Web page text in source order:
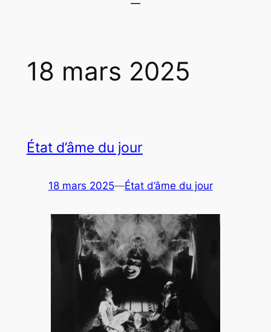
18 mars 2025
État d’âme du jour
18 mars 2025—État d’âme du jour